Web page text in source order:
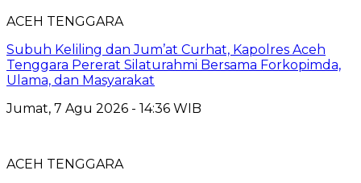
ACEH TENGGARA
Subuh Keliling dan Jum’at Curhat, Kapolres Aceh
Tenggara Pererat Silaturahmi Bersama Forkopimda,
Ulama, dan Masyarakat
Jumat, 7 Agu 2026 - 14:36 WIB
ACEH TENGGARA